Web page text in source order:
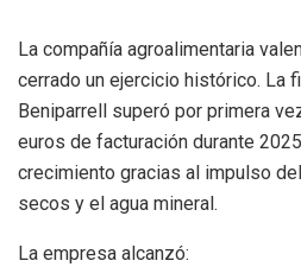
La compañía agroalimentaria
cerrado un ejercicio histórico. La
Beniparrell superó por primera
euros de facturación durante
crecimiento gracias al impulso
secos y el agua mineral.
La empresa alcanzó: